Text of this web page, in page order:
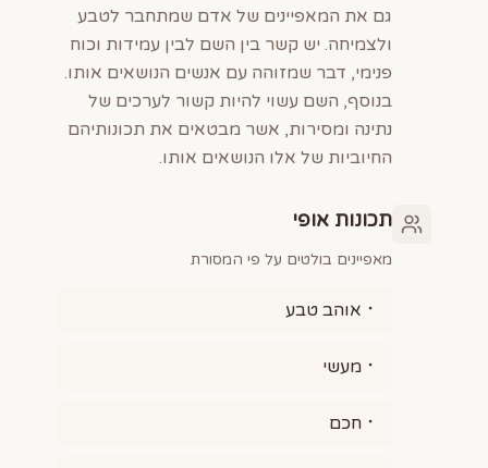
גם את המאפיינים של אדם שמתחבר לטבע
ולצמיחה. יש קשר בין השם לבין עמידות וכוח
פנימי, דבר שמזוהה עם אנשים הנושאים אותו.
בנוסף, השם עשוי להיות קשור לערכים של
נתינה ומסירות, אשר מבטאים את תכונותיהם
החיוביות של אלו הנושאים אותו.
תכונות אופי
מאפיינים בולטים על פי המסורת
אוהב טבע
מעשי
חכם